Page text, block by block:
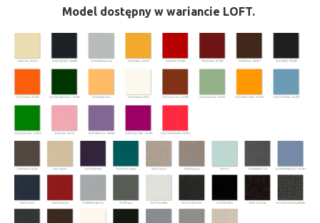
Model dostępny w wariancie LOFT.